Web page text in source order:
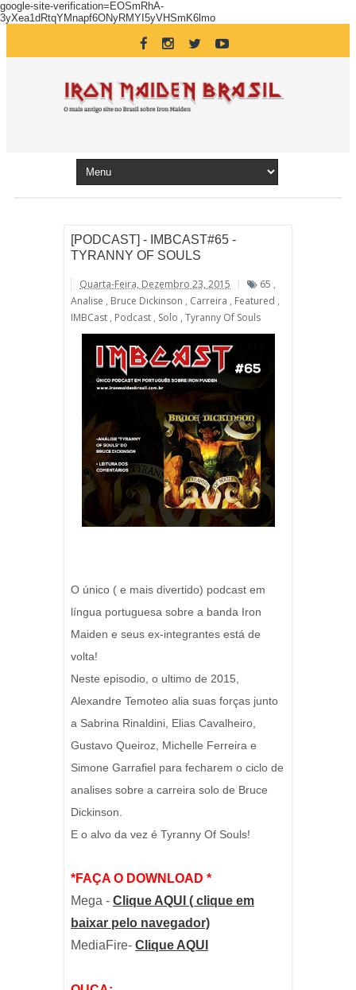
google-site-verification=EOSmRhA-
3yXea1dRtqYMnapf6ONyRMYI5yVHSmK6lmo
[PODCAST] - IMBCAST#65 -
TYRANNY OF SOULS
Quarta-Feira, Dezembro 23, 2015 65 ,
Analise , Bruce Dickinson , Carreira , Featured ,
IMBCast , Podcast , Solo , Tyranny Of Souls
O único ( e mais divertido) podcast em
língua portuguesa sobre a banda Iron
Maiden e seus ex-integrantes está de
volta!
Neste episodio, o ultimo de 2015,
Alexandre Temoteo alia suas forças junto
a Sabrina Rinaldini, Elias Cavalheiro,
Gustavo Queiroz, Michelle Ferreira e
Simone Garrafiel para fecharem o ciclo de
analises sobre a carreira solo de Bruce
Dickinson.
E o alvo da vez é Tyranny Of Souls!
*FAÇA O DOWNLOAD *
Mega - Clique AQUI ( clique em
baixar pelo navegador)
MediaFire- Clique AQUI